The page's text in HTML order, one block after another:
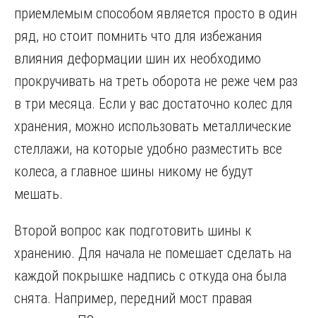
приемлемым способом является просто в один
ряд, но стоит помнить что для избежания
влияния деформации шин их необходимо
прокручивать на треть оборота не реже чем раз
в три месяца. Если у вас достаточно колес для
хранения, можно использовать металлические
стеллажи, на которые удобно разместить все
колеса, а главное шины никому не будут
мешать.
Второй вопрос как подготовить шины к
хранению. Для начала не помешает сделать на
каждой покрышке надпись с откуда она была
снята. Например, передний мост правая